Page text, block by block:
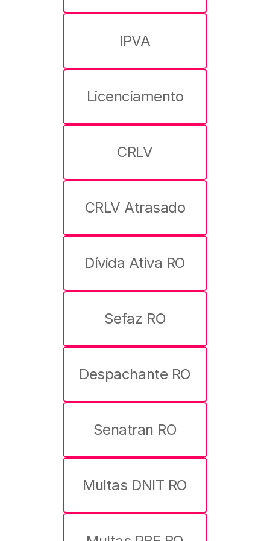
IPVA
Licenciamento
CRLV
CRLV Atrasado
Dívida Ativa RO
Sefaz RO
Despachante RO
Senatran RO
Multas DNIT RO